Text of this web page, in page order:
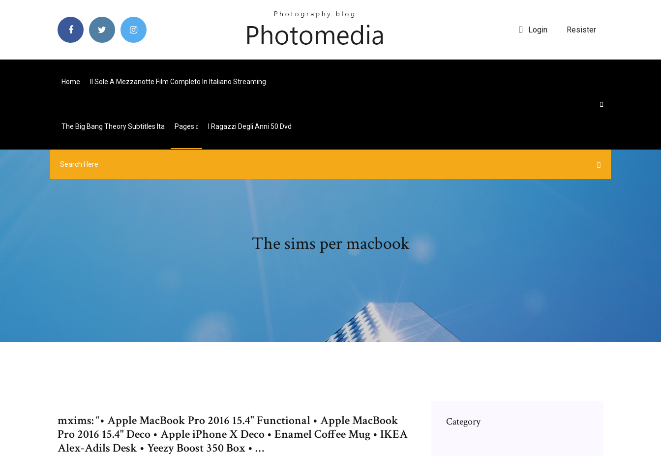
Login | Resister
Home Il Sole A Mezzanotte Film Completo In Italiano Streaming
The Big Bang Theory Subtitles Ita Pages I Ragazzi Degli Anni 50 Dvd
The sims per macbook
mxims: “• Apple MacBook Pro 2016 15.4" Functional • Apple MacBook
Pro 2016 15.4" Deco • Apple iPhone X Deco • Enamel Coffee Mug • IKEA
Alex-Adils Desk • Yeezy Boost 350 Box • …
Category